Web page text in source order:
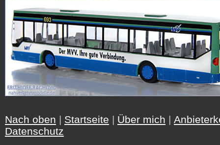
Nach oben | Startseite | Über mich |
Datenschutz